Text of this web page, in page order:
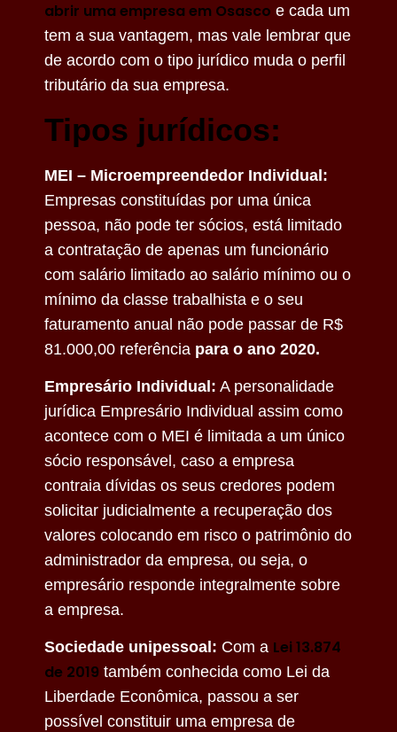
abrir uma empresa em Osasco e cada um
tem a sua vantagem, mas vale lembrar que
de acordo com o tipo jurídico muda o perfil
tributário da sua empresa.
Tipos jurídicos:
MEI – Microempreendedor Individual:
Empresas constituídas por uma única
pessoa, não pode ter sócios, está limitado
a contratação de apenas um funcionário
com salário limitado ao salário mínimo ou o
mínimo da classe trabalhista e o seu
faturamento anual não pode passar de R$
81.000,00 referência para o ano 2020.
Empresário Individual: A personalidade
jurídica Empresário Individual assim como
acontece com o MEI é limitada a um único
sócio responsável, caso a empresa
contraia dívidas os seus credores podem
solicitar judicialmente a recuperação dos
valores colocando em risco o patrimônio do
administrador da empresa, ou seja, o
empresário responde integralmente sobre
a empresa.
Sociedade unipessoal: Com a Lei 13.874
de 2019 também conhecida como Lei da
Liberdade Econômica, passou a ser
possível constituir uma empresa de